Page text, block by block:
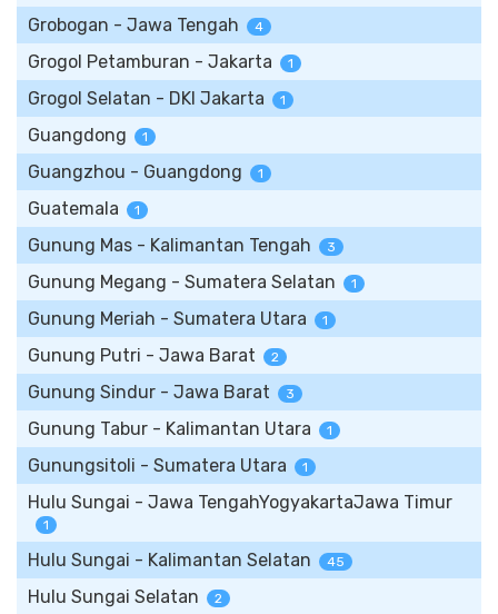
Grobogan - Jawa Tengah 4
Grogol Petamburan - Jakarta 1
Grogol Selatan - DKI Jakarta 1
Guangdong 1
Guangzhou - Guangdong 1
Guatemala 1
Gunung Mas - Kalimantan Tengah 3
Gunung Megang - Sumatera Selatan 1
Gunung Meriah - Sumatera Utara 1
Gunung Putri - Jawa Barat 2
Gunung Sindur - Jawa Barat 3
Gunung Tabur - Kalimantan Utara 1
Gunungsitoli - Sumatera Utara 1
Hulu Sungai - Jawa TengahYogyakartaJawa Timur
1
Hulu Sungai - Kalimantan Selatan 45
Hulu Sungai Selatan 2